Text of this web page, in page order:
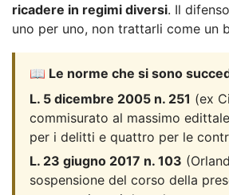
ricadere in regimi diversi. Il
uno per uno, non trattarli come un
📖 Le norme che si sono
L. 5 dicembre 2005 n. 251 (ex
commisurato al massimo
per i delitti e quattro per le
L. 23 giugno 2017 n. 103
sospensione del corso della